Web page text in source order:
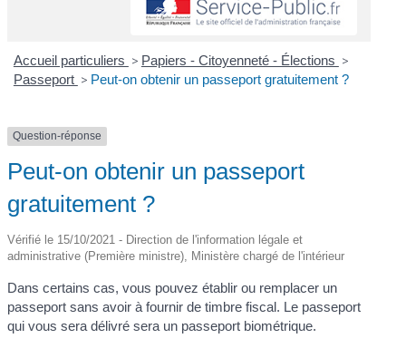
Accueil particuliers > Papiers - Citoyenneté - Élections >
Passeport > Peut-on obtenir un passeport gratuitement ?
Question-réponse
Peut-on obtenir un passeport
gratuitement ?
Vérifié le 15/10/2021 - Direction de l'information légale et
administrative (Première ministre), Ministère chargé de l'intérieur
Dans certains cas, vous pouvez établir ou remplacer un
passeport sans avoir à fournir de timbre fiscal. Le passeport
qui vous sera délivré sera un passeport biométrique.